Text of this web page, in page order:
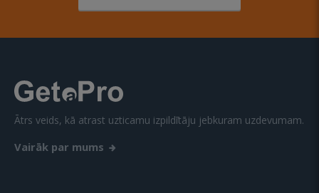
Ātrs veids, kā atrast uzticamu izpildītāju jebkuram uzdevumam.
Vairāk par mums